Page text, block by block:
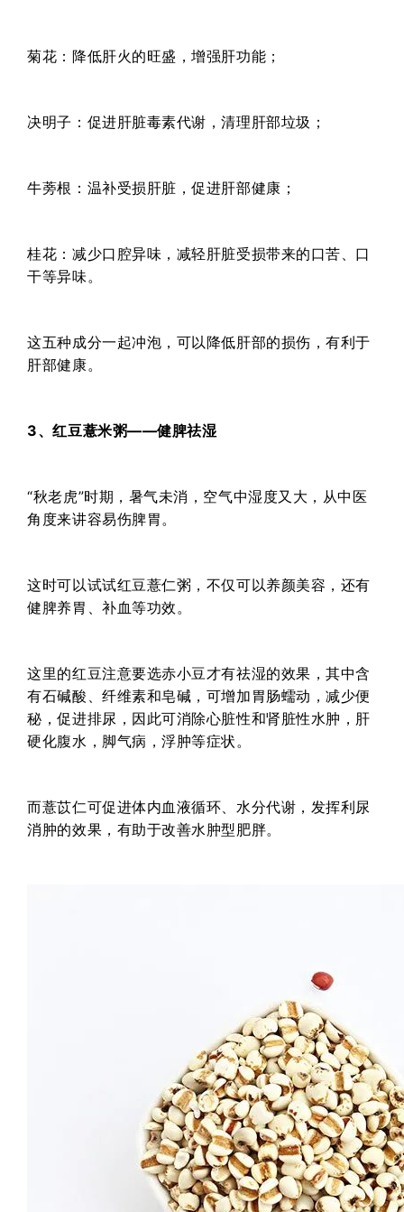
菊花：降低肝火的旺盛，增强肝功能；
决明子：促进肝脏毒素代谢，清理肝部垃圾；
牛蒡根：温补受损肝脏，促进肝部健康；
桂花：减少口腔异味，减轻肝脏受损带来的口苦、口
干等异味。
这五种成分一起冲泡，可以降低肝部的损伤，有利于
肝部健康。
3、红豆薏米粥——健脾祛湿
“秋老虎”时期，暑气未消，空气中湿度又大，从中医
角度来讲容易伤脾胃。
这时可以试试红豆薏仁粥，不仅可以养颜美容，还有
健脾养胃、补血等功效。
这里的红豆注意要选赤小豆才有祛湿的效果，其中含
有石碱酸、纤维素和皂碱，可增加胃肠蠕动，减少便
秘，促进排尿，因此可消除心脏性和肾脏性水肿，肝
硬化腹水，脚气病，浮肿等症状。
而薏苡仁可促进体内血液循环、水分代谢，发挥利尿
消肿的效果，有助于改善水肿型肥胖。